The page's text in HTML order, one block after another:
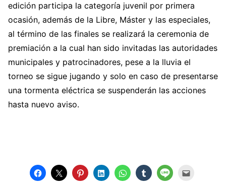
edición participa la categoría juvenil por primera
ocasión, además de la Libre, Máster y las especiales,
al término de las finales se realizará la ceremonia de
premiación a la cual han sido invitadas las autoridades
municipales y patrocinadores, pese a la lluvia el
torneo se sigue jugando y solo en caso de presentarse
una tormenta eléctrica se suspenderán las acciones
hasta nuevo aviso.